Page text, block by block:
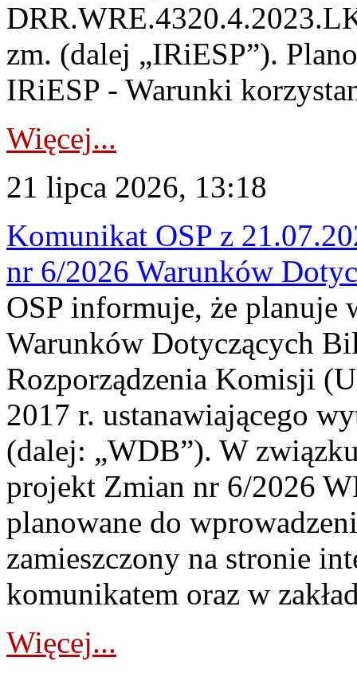
zm. (dalej „IRiESP”).
IRiESP - Warunki
Więcej...
21 lipca 2026, 13:18
Komunikat OSP z
nr 6/2026 Warunków
OSP informuje, że planuje
Warunków Dotyczących
Rozporządzenia Komisji
2017 r. ustanawiającego
(dalej: „WDB”). W
projekt Zmian nr 6/2026
planowane do
zamieszczony na stronie
komunikatem oraz w
Więcej...